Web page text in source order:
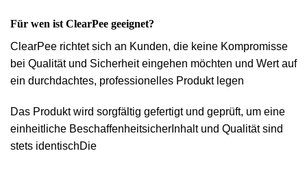
Für wen ist ClearPee geeignet?
ClearPee richtet sich an Kunden, die keine Kompromisse
bei Qualität und Sicherheiteingehen möchten und Wert auf
ein durchdachtes, professionelles Produkt legen
Das Produkt wird sorgfältig gefertigt und geprüft, um eine
einheitliche Beschaffenheitsicher Inhalt und Qualität sind
stets identischDie